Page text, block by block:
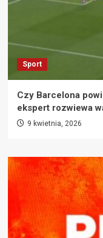
Sport
Czy Barcelona
ekspert rozwiewa
9 kwietnia, 2026